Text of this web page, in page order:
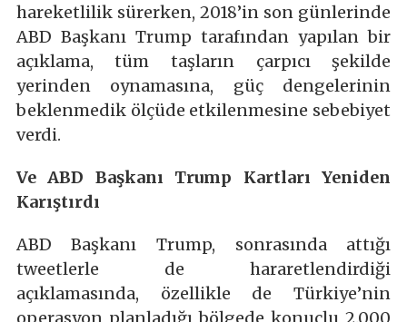
hareketlilik sürerken, 2018’in son günlerinde
ABD Başkanı Trump tarafından yapılan bir
açıklama, tüm taşların çarpıcı şekilde
yerinden oynamasına, güç dengelerinin
beklenmedik ölçüde etkilenmesine sebebiyet
verdi.
Ve ABD Başkanı Trump Kartları Yeniden
Karıştırdı
ABD Başkanı Trump, sonrasında attığı
tweetlerle de hararetlendirdiği
açıklamasında, özellikle de Türkiye’nin